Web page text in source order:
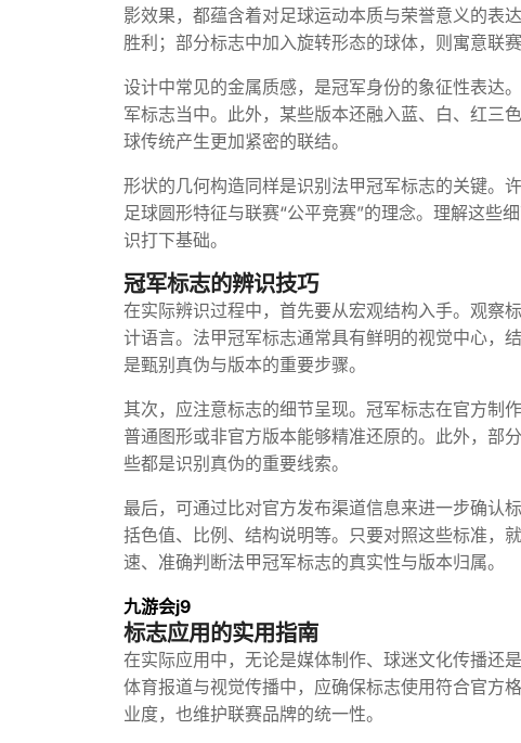
影效果，都蕴含着对足球运动本质与荣誉意义的表
胜利；部分标志中加入旋转形态的球体，则寓意联
设计中常见的金属质感，是冠军身份的象征性表达
军标志当中。此外，某些版本还融入蓝、白、红三
球传统产生更加紧密的联结。
形状的几何构造同样是识别法甲冠军标志的关键。
足球圆形特征与联赛“公平竞赛”的理念。理解这些
识打下基础。
冠军标志的辨识技巧
在实际辨识过程中，首先要从宏观结构入手。观察
计语言。法甲冠军标志通常具有鲜明的视觉中心，
是甄别真伪与版本的重要步骤。
其次，应注意标志的细节呈现。冠军标志在官方制
普通图形或非官方版本能够精准还原的。此外，部
些都是识别真伪的重要线索。
最后，可通过比对官方发布渠道信息来进一步确认
括色值、比例、结构说明等。只要对照这些标准，
速、准确判断法甲冠军标志的真实性与版本归属。
九游会j9
标志应用的实用指南
在实际应用中，无论是媒体制作、球迷文化传播还
体育报道与视觉传播中，应确保标志使用符合官方
业度，也维护联赛品牌的统一性。